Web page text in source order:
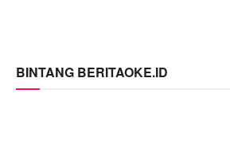
BINTANG BERITAOKE.ID